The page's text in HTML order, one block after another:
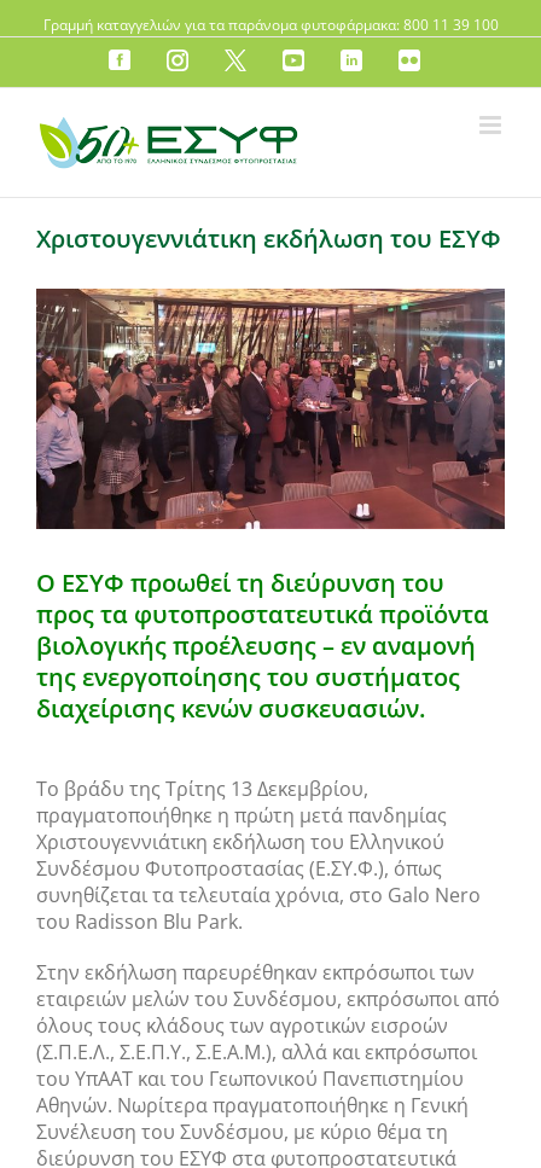
Γραμμή καταγγελιών για τα παράνομα φυτοφάρμακα: 800 11 39 100
FB instagram
X YouTubeLinkedInFlickr
Xριστουγεννιάτικη εκδήλωση του ΕΣΥΦ
Ο ΕΣΥΦ προωθεί τη διεύρυνση του
προς τα φυτοπροστατευτικά προϊόντα
βιολογικής προέλευσης – εν αναμονή
της ενεργοποίησης του συστήματος
διαχείρισης κενών συσκευασιών.
Το βράδυ της Τρίτης 13 Δεκεμβρίου,
πραγματοποιήθηκε η πρώτη μετά πανδημίας
Χριστουγεννιάτικη εκδήλωση του Ελληνικού
Συνδέσμου Φυτοπροστασίας (Ε.ΣΥ.Φ.), όπως
συνηθίζεται τα τελευταία χρόνια, στο Galo Nero
του Radisson Blu Park.
Στην εκδήλωση παρευρέθηκαν εκπρόσωποι των
εταιρειών μελών του Συνδέσμου, εκπρόσωποι από
όλους τους κλάδους των αγροτικών εισροών
(Σ.Π.Ε.Λ., Σ.Ε.Π.Υ., Σ.Ε.Α.Μ.), αλλά και εκπρόσωποι
του ΥπΑΑΤ και του Γεωπονικού Πανεπιστημίου
Αθηνών. Νωρίτερα πραγματοποιήθηκε η Γενική
Συνέλευση του Συνδέσμου, με κύριο θέμα τη
διεύρυνση του ΕΣΥΦ στα φυτοπροστατευτικά